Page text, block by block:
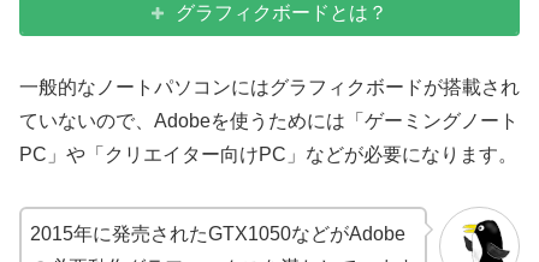
グラフィクボードとは？
一般的なノートパソコンにはグラフィクボードが搭載され
ていないので、Adobeを使うためには「ゲーミングノート
PC」や「クリエイター向けPC」などが必要になります。
2015年に発売されたGTX1050などがAdobe